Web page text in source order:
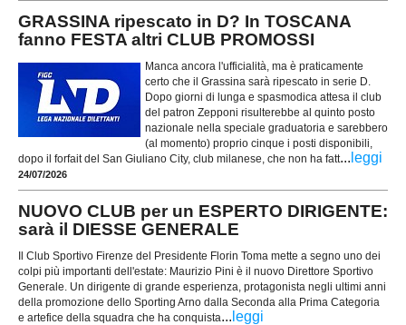
GRASSINA ripescato in D? In TOSCANA
fanno FESTA altri CLUB PROMOSSI
Manca ancora l'ufficialità, ma è praticamente
certo che il Grassina sarà ripescato in serie D.
Dopo giorni di lunga e spasmodica attesa il club
del patron Zepponi risulterebbe al quinto posto
nazionale nella speciale graduatoria e sarebbero
(al momento) proprio cinque i posti disponibili,
dopo il forfait del San Giuliano City, club milanese, che non ha fatt... leggi
24/07/2026
NUOVO CLUB per un ESPERTO DIRIGENTE:
sarà il DIESSE GENERALE
Il Club Sportivo Firenze del Presidente Florin Toma mette a segno uno dei
colpi più importanti dell'estate: Maurizio Pini è il nuovo Direttore Sportivo
Generale. Un dirigente di grande esperienza, protagonista negli ultimi anni
della promozione dello Sporting Arno dalla Seconda alla Prima Categoria
e artefice della squadra che ha conquista... leggi